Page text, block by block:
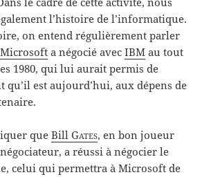
l’histoire de l’informatique.
on entend régulièrement parler
Microsoft a négocié avecIBM au tout
1980, qui lui aurait permis de
qu’il est aujourd’hui, aux dépens de
queBillGates, en bon joueur
a réussi à négocier le
celui qui permettra à Microsoft de